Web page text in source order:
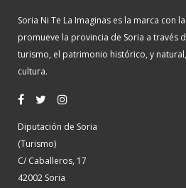
Soria Ni Te La Imaginas es la marca con
promueve la provincia de Soria a través
turismo, el patrimonio histórico, y
cultura.
Diputación de Soria
(Turismo)
C/ Caballeros, 17
42002 Soria